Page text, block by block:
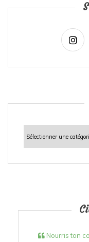
Catégories
Nourris ton